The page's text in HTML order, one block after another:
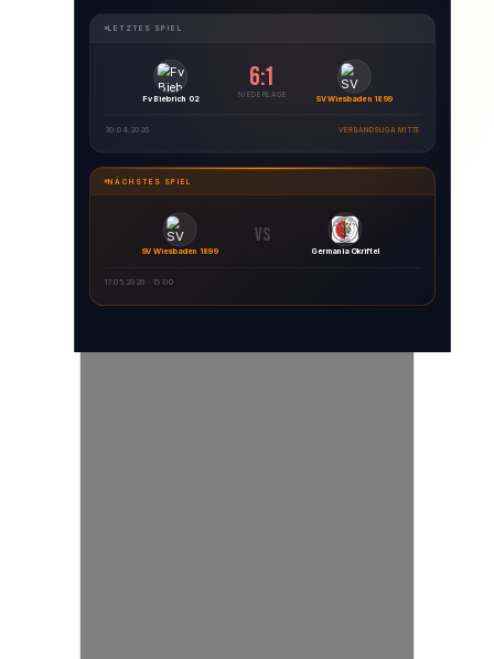
Wiesbaden!
von NBA-Star
Isaiah
Hartenstein
Zum Artikel
ZUM ARTIKEL
LETZTES SPIEL
Fv Biebrich 02
6:1
NIEDERLAGE SV Wiesbaden 1899
30.04.2026 VERBANDSLIGA MITTE
NÄCHSTES SPIEL
SV Wiesbaden 1899
VS
Germania Okriftel
17.05.2026 · 15:00